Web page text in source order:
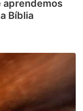
aprendemos
Bíblia